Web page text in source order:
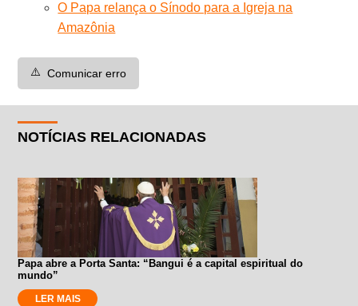
O Papa relança o Sínodo para a Igreja na
Amazônia
⚠️ Comunicar erro
NOTÍCIAS RELACIONADAS
Papa abre a Porta Santa: “Bangui é a capital espiritual do
mundo”
LER MAIS